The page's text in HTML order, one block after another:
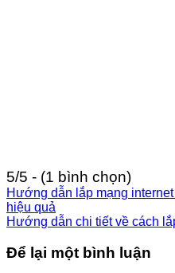
5/5 - (1 bình chọn)
Hướng dẫn lắp mạng
hiệu quả
Hướng dẫn chi tiết về cách
Để lại một bình luận